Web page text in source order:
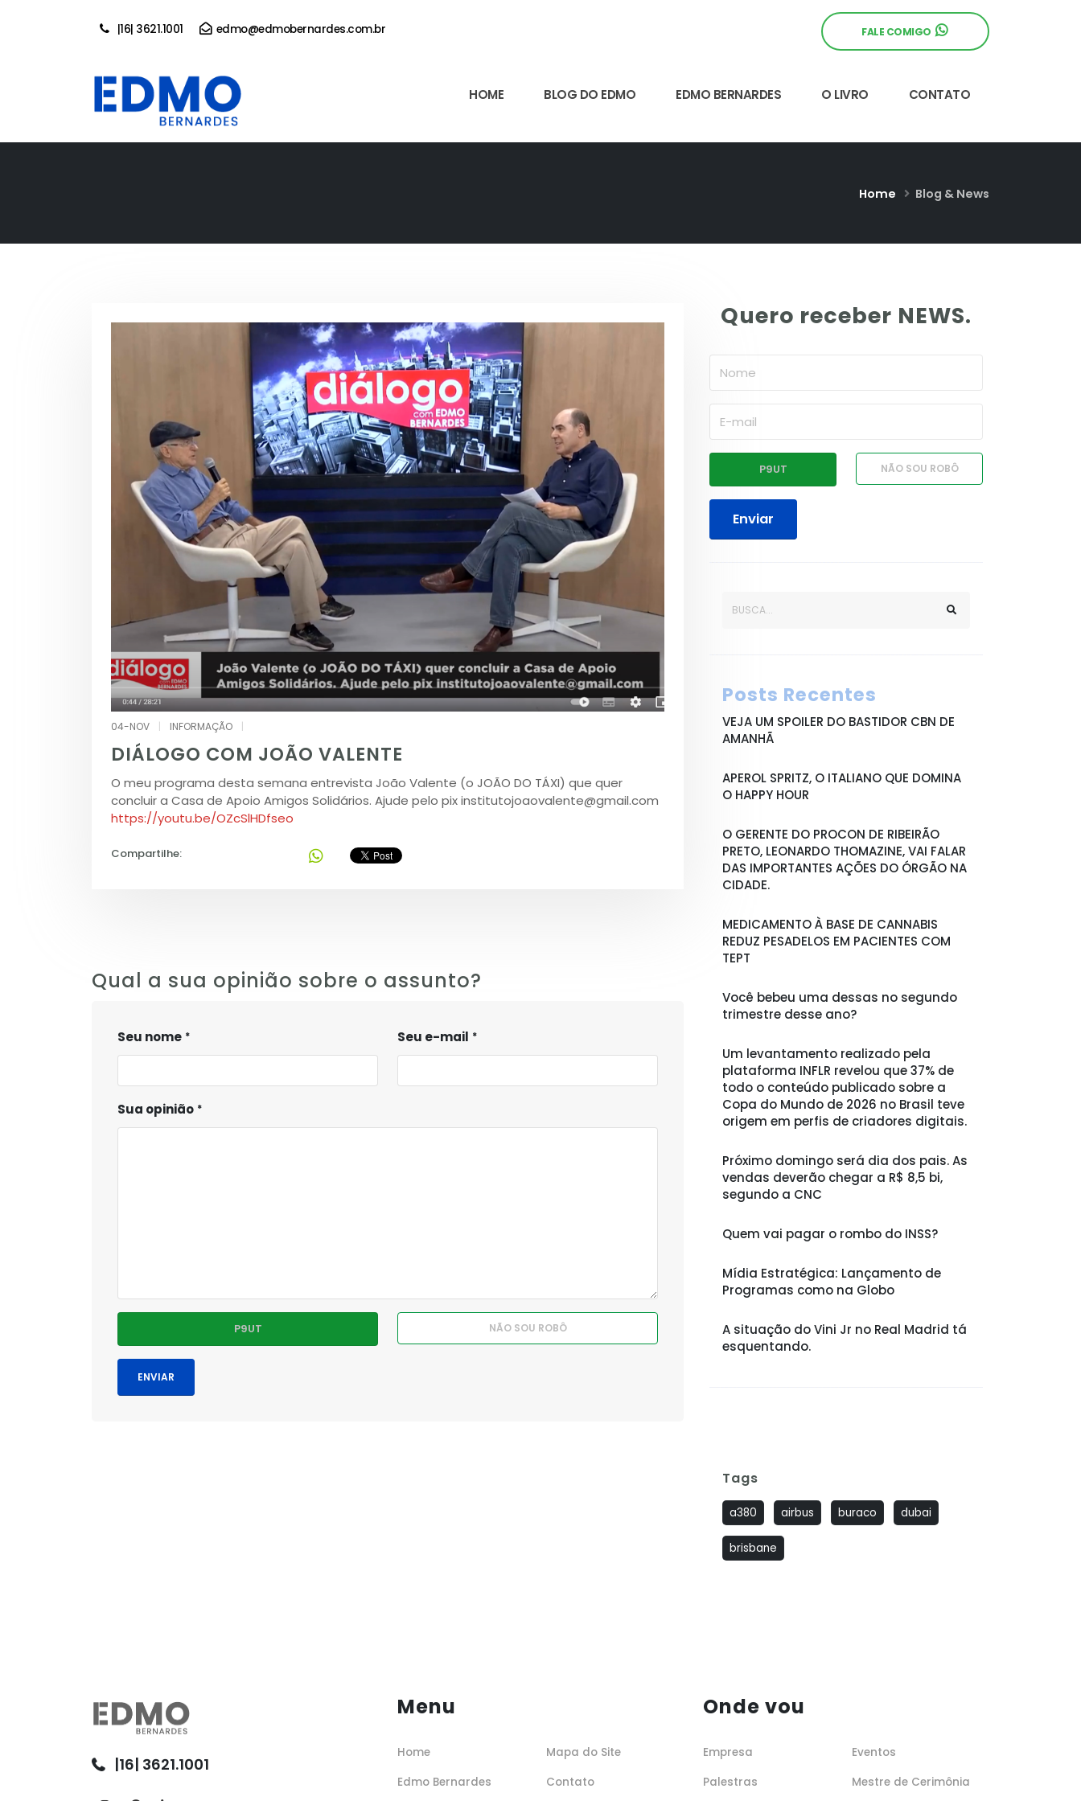
|16| 3621.1001 edmo@edmobernardes.com.br FALE COMIGO
HOME BLOG DO EDMO EDMO BERNARDES O LIVRO CONTATO
Home Blog & News
04-NOV INFORMAÇÃO
DIÁLOGO COM JOÃO VALENTE
O meu programa desta semana entrevista João Valente (o JOÃO DO TÁXI) que quer
concluir a Casa de Apoio Amigos Solidários. Ajude pelo pix institutojoaovalente@gmail.com
https://youtu.be/OZcSlHDfseo
Compartilhe:
Qual a sua opinião sobre o assunto?
Seu nome Seu e-mail
Sua opinião
Quero receber NEWS.
Enviar
Posts Recentes
VEJA UM SPOILER DO BASTIDOR CBN DE
AMANHÃ
APEROL SPRITZ, O ITALIANO QUE DOMINA
O HAPPY HOUR
O GERENTE DO PROCON DE RIBEIRÃO
PRETO, LEONARDO THOMAZINE, VAI FALAR
DAS IMPORTANTES AÇÕES DO ÓRGÃO NA
CIDADE.
MEDICAMENTO À BASE DE CANNABIS
REDUZ PESADELOS EM PACIENTES COM
TEPT
Você bebeu uma dessas no segundo
trimestre desse ano?
Um levantamento realizado pela
plataforma INFLR revelou que 37% de
todo o conteúdo publicado sobre a
Copa do Mundo de 2026 no Brasil teve
origem em perfis de criadores digitais.
Próximo domingo será dia dos pais. As
vendas deverão chegar a R$ 8,5 bi,
segundo a CNC
Quem vai pagar o rombo do INSS?
Mídia Estratégica: Lançamento de
Programas como na Globo
A situação do Vini Jr no Real Madrid tá
esquentando.
Tags
a380 airbus buraco dubai
brisbane
|16| 3621.1001
Menu
Home
Edmo Bernardes
Mapa do Site
Contato
Onde vou
Empresa
Palestras
Eventos
Mestre de Cerimônia